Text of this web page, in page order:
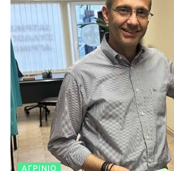
ΑΓΡΊΝΙΟ